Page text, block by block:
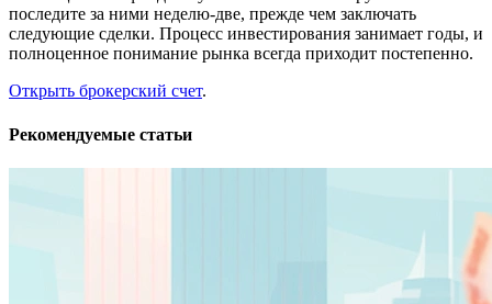
последите за ними неделю-две, прежде чем заключать
следующие сделки. Процесс инвестирования занимает годы, и
полноценное понимание рынка всегда приходит постепенно.
Открыть брокерский счет.
Рекомендуемые статьи